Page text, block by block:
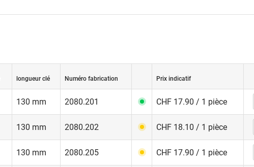
longueur clé Numéro fabrication Prix indicatif
130 mm 2080.201 CHF 17.90 / 1 pièce
130 mm 2080.202 CHF 18.10 / 1 pièce
130 mm 2080.205 CHF 17.90 / 1 pièce